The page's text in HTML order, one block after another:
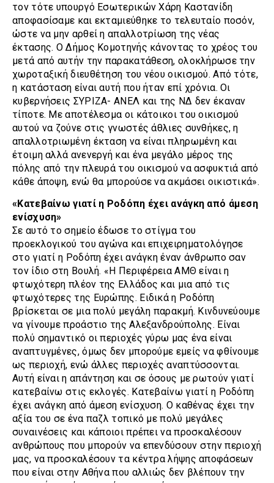
τον τότε υπουργό Εσωτερικών Χάρη Καστανίδη
αποφασίσαμε και εκταμιεύθηκε το τελευταίο ποσόν,
ώστε να μην αρθεί η απαλλοτρίωση της νέας
έκτασης. Ο Δήμος Κομοτηνής κάνοντας το χρέος του
μετά από αυτήν την παρακατάθεση, ολοκλήρωσε την
χωροταξική διευθέτηση του νέου οικισμού. Από τότε,
η κατάσταση είναι αυτή που ήταν επί χρόνια. Οι
κυβερνήσεις ΣΥΡΙΖΑ- ΑΝΕΛ και της ΝΔ δεν έκαναν
τίποτε. Με αποτέλεσμα οι κάτοικοι του οικισμού
αυτού να ζούνε στις γνωστές άθλιες συνθήκες, η
απαλλοτριωμένη έκταση να είναι πληρωμένη και
έτοιμη αλλά ανενεργή και ένα μεγάλο μέρος της
πόλης από την πλευρά του οικισμού να ασφυκτιά από
κάθε άποψη, ενώ θα μπορούσε να ακμάσει οικιστικά».
«Κατεβαίνω γιατί η Ροδόπη έχει ανάγκη από άμεση
ενίσχυση»
Σε αυτό το σημείο έδωσε το στίγμα του
προεκλογικού του αγώνα και επιχειρηματολόγησε
στο γιατί η Ροδόπη έχει ανάγκη έναν άνθρωπο σαν
τον ίδιο στη Βουλή. «Η Περιφέρεια ΑΜΘ είναι η
φτωχότερη πλέον της Ελλάδος και μια από τις
φτωχότερες της Ευρώπης. Ειδικά η Ροδόπη
βρίσκεται σε μια πολύ μεγάλη παρακμή. Κινδυνεύουμε
να γίνουμε προάστιο της Αλεξανδρούπολης. Είναι
πολύ σημαντικό οι περιοχές γύρω μας ένα είναι
αναπτυγμένες, όμως δεν μπορούμε εμείς να φθίνουμε
ως περιοχή, ενώ άλλες περιοχές αναπτύσσονται.
Αυτή είναι η απάντηση και σε όσους με ρωτούν γιατί
κατεβαίνω στις εκλογές. Κατεβαίνω γιατί η Ροδόπη
έχει ανάγκη από άμεση ενίσχυση. Ο καθένας έχει την
αξία του σε ένα παζλ τοπικό με πολύ μεγάλες
συναινέσεις και κάποιοι πρέπει να προσκαλέσουν
ανθρώπους που μπορούν να επενδύσουν στην περιοχή
μας, να προσκαλέσουν τα κέντρα λήψης αποφάσεων
που είναι στην Αθήνα που αλλιώς δεν βλέπουν την